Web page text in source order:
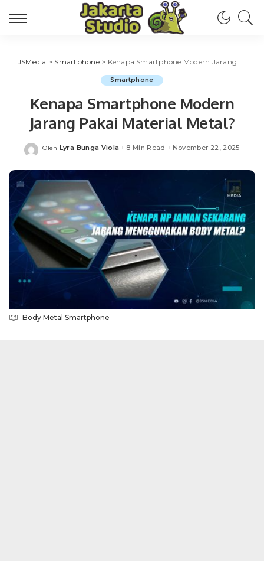
JSMedia > Smartphone> Kenapa Smartphone Modern Jarang Pakai Material Metal?
Smartphone
Kenapa Smartphone Modern
Jarang Pakai Material Metal?
Posted
Oleh Lyra Bunga Viola 8 Min Read November 22, 2025
Body Metal Smartphone